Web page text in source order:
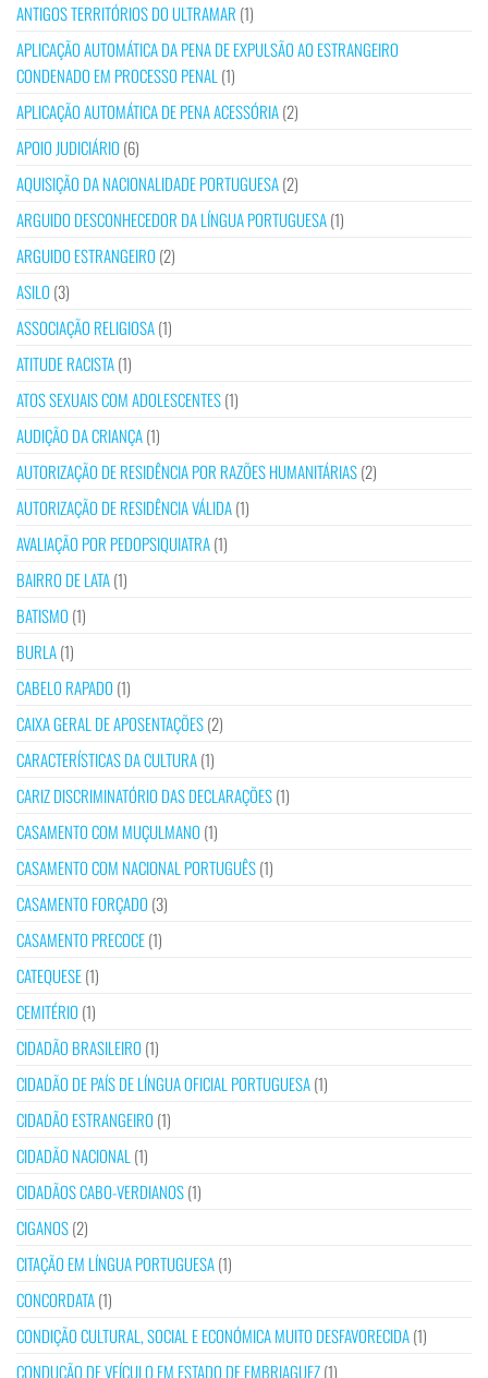
ANTIGOS TERRITÓRIOS DO ULTRAMAR (1)
APLICAÇÃO AUTOMÁTICA DA PENA DE EXPULSÃO AO ESTRANGEIRO
CONDENADO EM PROCESSO PENAL (1)
APLICAÇÃO AUTOMÁTICA DE PENA ACESSÓRIA(2)
APOIO JUDICIÁRIO (6)
AQUISIÇÃO DA NACIONALIDADE PORTUGUESA(2)
ARGUIDO DESCONHECEDOR DA LÍNGUA PORTUGUESA(1)
ARGUIDO ESTRANGEIRO (2)
ASILO (3)
ASSOCIAÇÃO RELIGIOSA(1)
ATITUDE RACISTA(1)
ATOS SEXUAIS COM ADOLESCENTES(1)
AUDIÇÃO DA CRIANÇA(1)
AUTORIZAÇÃO DE RESIDÊNCIA POR RAZÕES HUMANITÁRIAS(2)
AUTORIZAÇÃO DE RESIDÊNCIA VÁLIDA(1)
AVALIAÇÃO POR PEDOPSIQUIATRA(1)
BAIRRO DE LATA(1)
BATISMO (1)
BURLA(1)
CABELO RAPADO (1)
CAIXA GERAL DE APOSENTAÇÕES(2)
CARACTERÍSTICAS DA CULTURA(1)
CARIZ DISCRIMINATÓRIO DAS DECLARAÇÕES(1)
CASAMENTO COM MUÇULMANO (1)
CASAMENTO COM NACIONAL PORTUGUÊS(1)
CASAMENTO FORÇADO (3)
CASAMENTO PRECOCE(1)
CATEQUESE(1)
CEMITÉRIO (1)
CIDADÃO BRASILEIRO (1)
CIDADÃO DE PAÍS DE LÍNGUA OFICIAL PORTUGUESA(1)
CIDADÃO ESTRANGEIRO (1)
CIDADÃO NACIONAL (1)
CIDADÃOS CABO-VERDIANOS(1)
CIGANOS(2)
CITAÇÃO EM LÍNGUA PORTUGUESA(1)
CONCORDATA(1)
CONDIÇÃO CULTURAL, SOCIAL E ECONÓMICA MUITO DESFAVORECIDA(1)
CONDUÇÃO DE VEÍCULO EM ESTADO DE EMBRIAGUEZ(1)